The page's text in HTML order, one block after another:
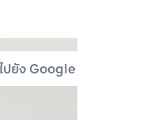
ไปยัง Google Map